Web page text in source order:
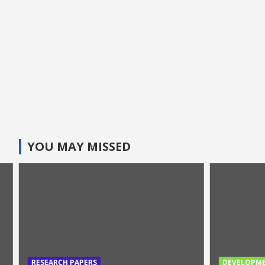
YOU MAY MISSED
RESEARCH PAPERS